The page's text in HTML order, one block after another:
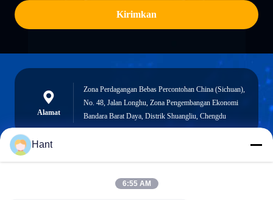
Kirimkan
Alamat
Zona Perdagangan Bebas Percontohan China (Sichuan),
No. 48, Jalan Longhu, Zona Pengembangan Ekonomi
Bandara Barat Daya, Distrik Shuangliu, Chengdu
Sales03@chinafibercable.com
Hant
6:55 AM